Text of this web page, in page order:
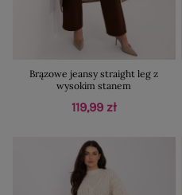
Brązowe jeansy straight leg z
wysokim stanem
119,99 zł